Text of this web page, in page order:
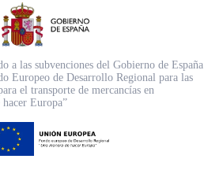
a las subvenciones del Gobierno de España
Europeo de Desarrollo Regional para las
el transporte de mercancías en
hacer Europa”